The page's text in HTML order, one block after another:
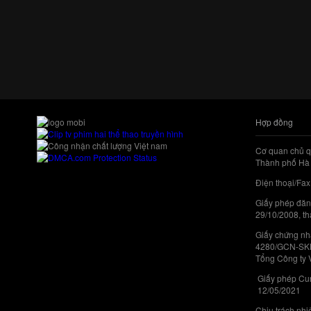
Hợp đồng
Cơ quan chủ
Thành phố
Điện thoại/
Giấy phép
29/10/2008,
Giấy chứng
4280/GCN-
Tổng Công ty
Giấy phép
12/05/2021